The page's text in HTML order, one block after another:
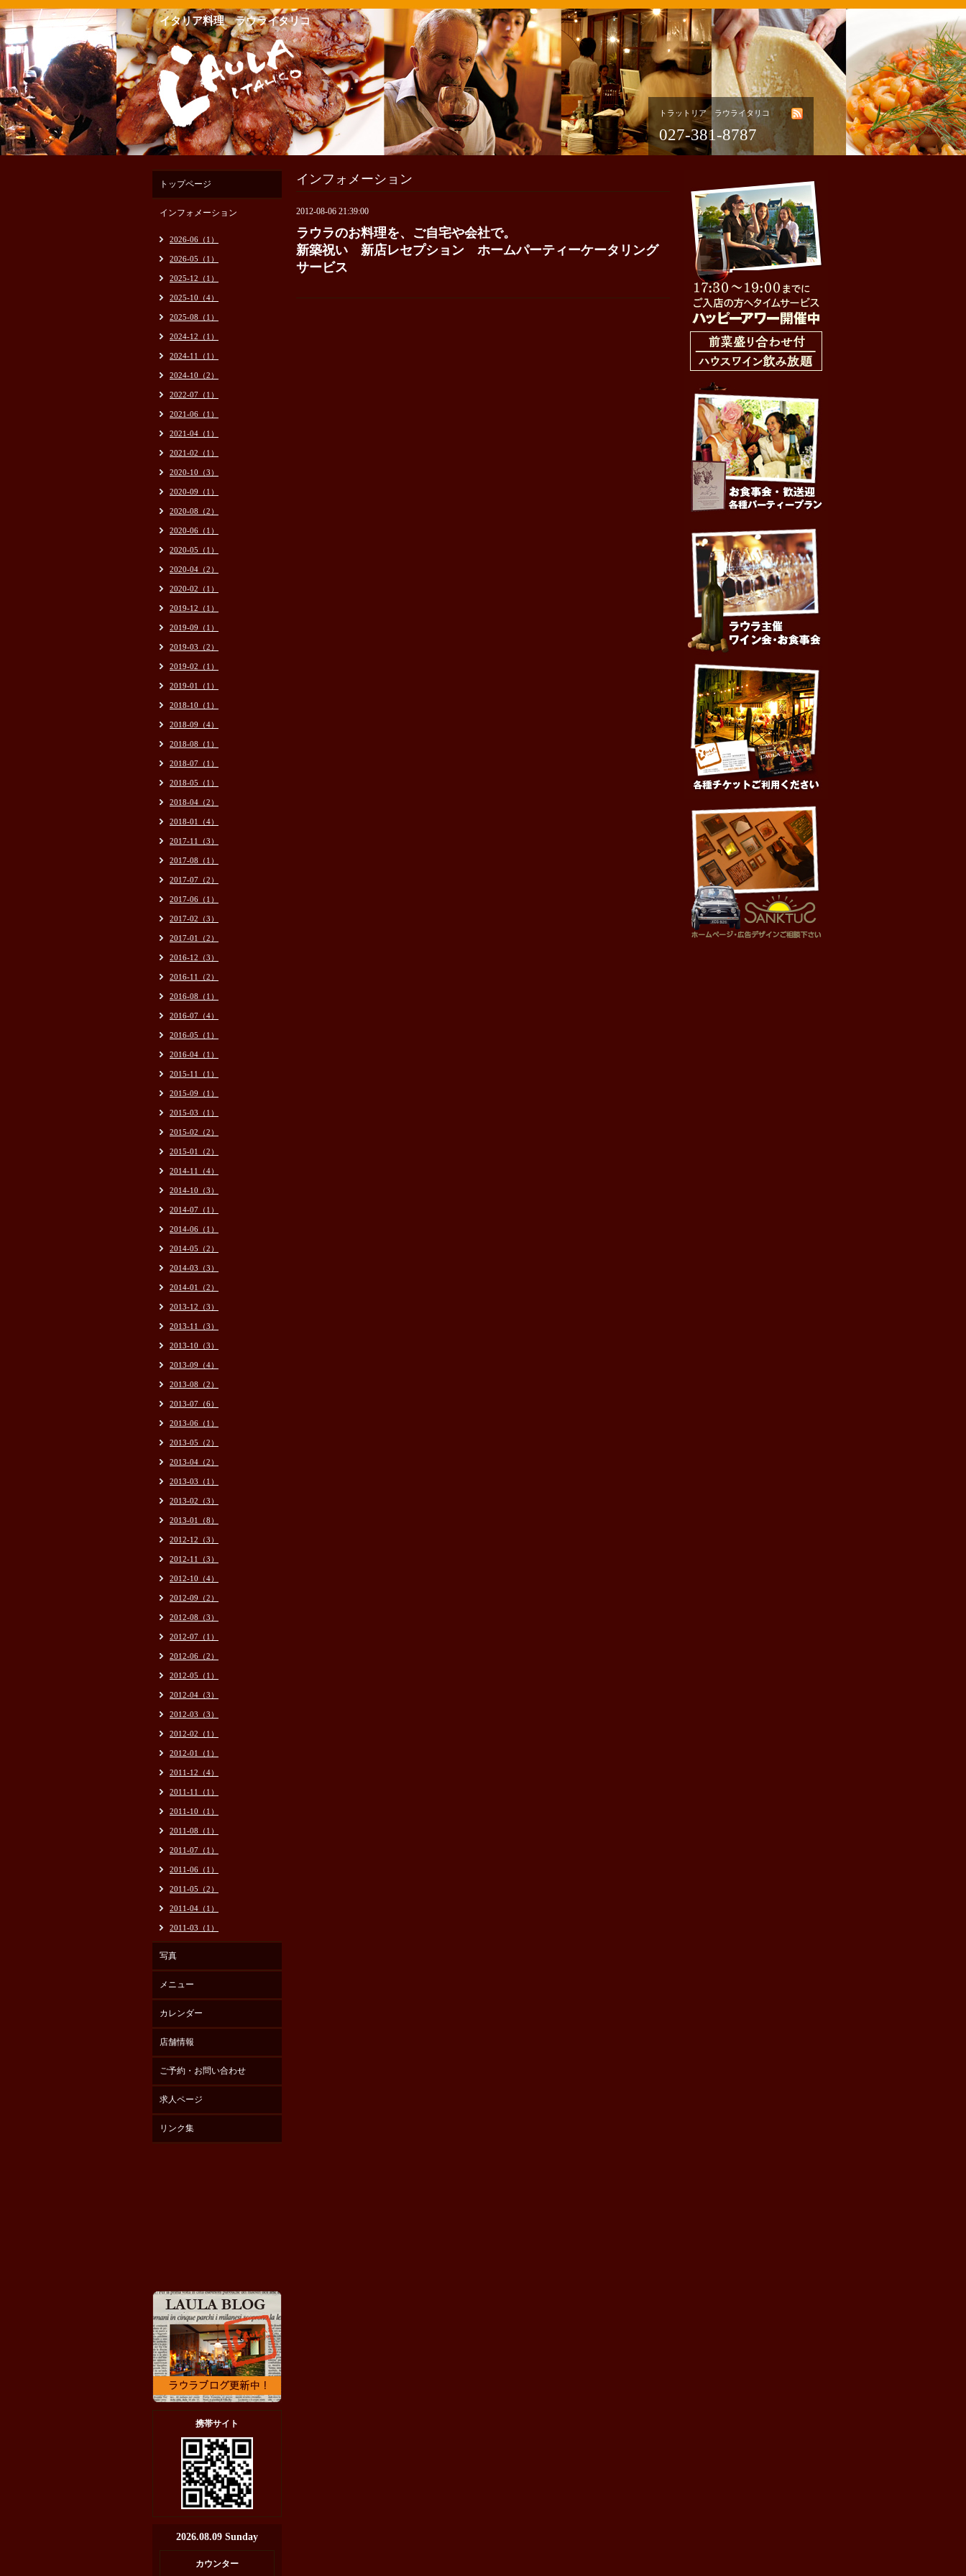
トラットリア ラウライタリコ
027-381-8787
イタリア料理 ラウライタリコ
インフォメーション
2012-08-06 21:39:00
ラウラのお料理を、ご自宅や会社で。
新築祝い 新店レセプション ホームパーティーケータリング
サービス
トップページ
インフォメーション
2026-06（1）
2026-05（1）
2025-12（1）
2025-10（4）
2025-08（1）
2024-12（1）
2024-11（1）
2024-10（2）
2022-07（1）
2021-06（1）
2021-04（1）
2021-02（1）
2020-10（3）
2020-09（1）
2020-08（2）
2020-06（1）
2020-05（1）
2020-04（2）
2020-02（1）
2019-12（1）
2019-09（1）
2019-03（2）
2019-02（1）
2019-01（1）
2018-10（1）
2018-09（4）
2018-08（1）
2018-07（1）
2018-05（1）
2018-04（2）
2018-01（4）
2017-11（3）
2017-08（1）
2017-07（2）
2017-06（1）
2017-02（3）
2017-01（2）
2016-12（3）
2016-11（2）
2016-08（1）
2016-07（4）
2016-05（1）
2016-04（1）
2015-11（1）
2015-09（1）
2015-03（1）
2015-02（2）
2015-01（2）
2014-11（4）
2014-10（3）
2014-07（1）
2014-06（1）
2014-05（2）
2014-03（3）
2014-01（2）
2013-12（3）
2013-11（3）
2013-10（3）
2013-09（4）
2013-08（2）
2013-07（6）
2013-06（1）
2013-05（2）
2013-04（2）
2013-03（1）
2013-02（3）
2013-01（8）
2012-12（3）
2012-11（3）
2012-10（4）
2012-09（2）
2012-08（3）
2012-07（1）
2012-06（2）
2012-05（1）
2012-04（3）
2012-03（3）
2012-02（1）
2012-01（1）
2011-12（4）
2011-11（1）
2011-10（1）
2011-08（1）
2011-07（1）
2011-06（1）
2011-05（2）
2011-04（1）
2011-03（1）
写真
メニュー
カレンダー
店舗情報
ご予約・お問い合わせ
求人ページ
リンク集
携帯サイト
2026.08.09 Sunday
カウンター